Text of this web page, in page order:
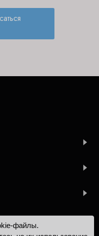
файлы.